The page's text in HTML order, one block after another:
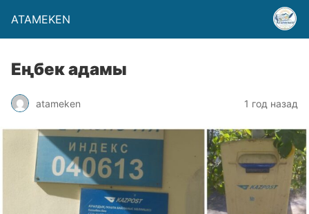
ATAMEKEN
Еңбек адамы
atameken 1 год назад